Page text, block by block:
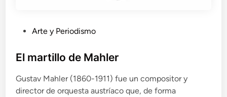
b
i
c
Arte y Periodismo
El martillo de Mahler
Gustav Mahler (1860-1911) fue un compositor y
director de orquesta austríaco que, de forma